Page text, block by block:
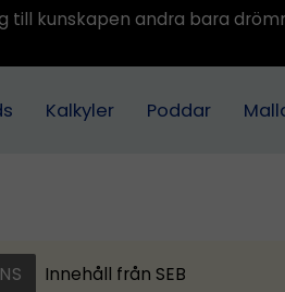
till kunskapen andra bara
Kalkyler Poddar
Innehåll från SEB